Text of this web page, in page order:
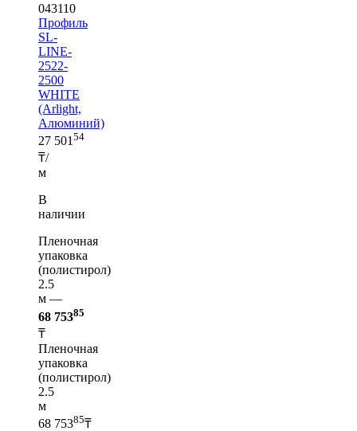
043110
Профиль
SL-
LINE-
2522-
2500
WHITE
(Arlight,
Алюминий)
27 501 54
₸/
м
В
наличии
Пленочная
упаковка
(полистирол)
2.5
м —
68 75385
₸
Пленочная
упаковка
(полистирол)
2.5
м
68 75385₸